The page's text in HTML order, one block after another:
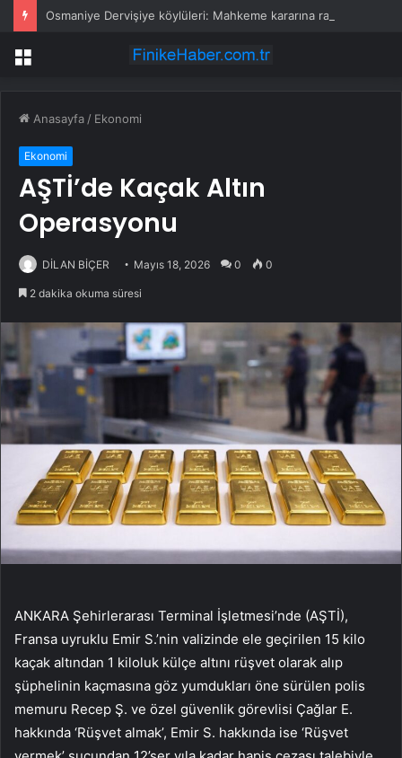
Menü
Anasayfa / Ekonomi
Ekonomi
AŞTİ’de Kaçak Altın
Operasyonu
DİLAN BİÇER Mayıs 18, 2026 0 0
2 dakika okuma süresi
ANKARA Şehirlerarası Terminal İşletmesi’nde (AŞTİ),
Fransa uyruklu Emir S.’nin valizinde ele geçirilen 15 kilo
kaçak altından 1 kiloluk külçe altını rüşvet olarak alıp
şüphelinin kaçmasına göz yumdukları öne sürülen polis
memuru Recep Ş. ve özel güvenlik görevlisi Çağlar E.
hakkında ‘Rüşvet almak’, Emir S. hakkında ise ‘Rüşvet